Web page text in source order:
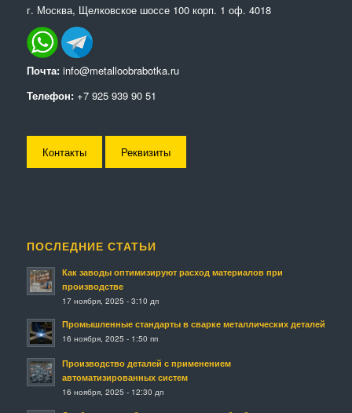
г. Москва, Щелковское шоссе 100 корп. 1 оф. 4018
Почта: info@metalloobrabotka.ru
Телефон: +7 925 939 90 51
Контакты Реквизиты
ПОСЛЕДНИЕ СТАТЬИ
Как заводы оптимизируют расход материалов при
производстве
17 ноября, 2025 - 3:10 дп
Промышленные стандарты в сварке металлических деталей
16 ноября, 2025 - 1:50 пп
Производство деталей с применением
автоматизированных систем
16 ноября, 2025 - 12:30 дп